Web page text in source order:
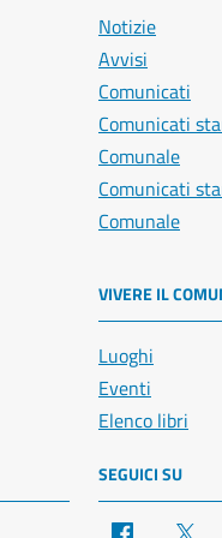
Notizie
Avvisi
Comunicati
Comunicati
Comunale
Comunicati
Comunale
VIVERE IL
Luoghi
Eventi
Elenco libri
SEGUICI SU
Facebook